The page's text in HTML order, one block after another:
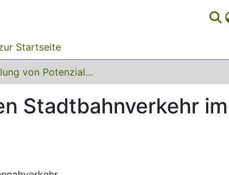
Startseite
Ermittlung von Potenzialgebieten für den Stadtbahnverkehr im Ruhrgebiet
Stadtbahnverkehr im